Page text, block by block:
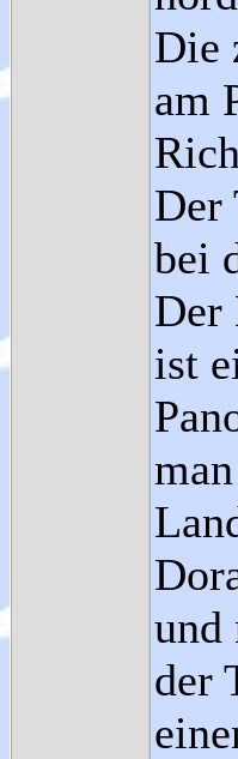
Die
am
Der
bei
Der
ist
und
der